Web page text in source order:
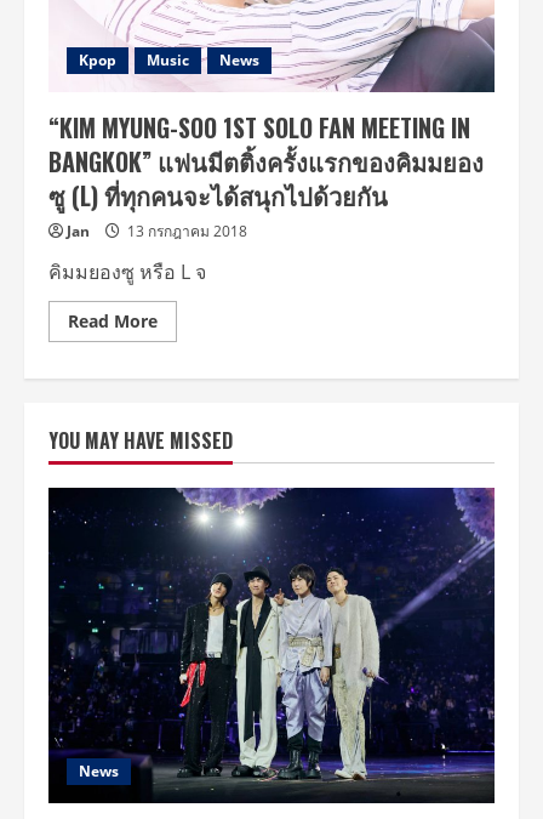
Kpop Music News
“KIM MYUNG-SOO 1ST SOLO FAN MEETING IN
BANGKOK” แฟนมีตติ้งครั้งแรกของคิมมยอง
ซู (L) ที่ทุกคนจะได้สนุกไปด้วยกัน
Jan 13 กรกฎาคม 2018
คิมมยองซู หรือ L จ
Read MoreRead
more
SOLO
FAN
MEETING
IN
BANGKOK”
แฟน
ต
ติ้ง
ครั้ง
แรก
ของ
คิมม
ยอง
ซู
(L)
ทุก
คน
จะ
ได้
สนุก
YOU MAY HAVE MISSED
News